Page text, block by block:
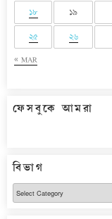
« MAR
১৮ ১৯
২৫ ২৬
ফেসবুকে আমরা
বিভাগ
বিভাগ